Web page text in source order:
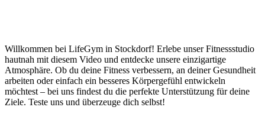
Willkommen bei LifeGym in Stockdorf! Erlebe unser Fitnessstudio
hautnah mit diesem Video und entdecke unsere einzigartige
Atmosphäre. Ob du deine Fitness verbessern, an deiner Gesundheit
arbeiten oder einfach ein besseres Körpergefühl entwickeln
möchtest – bei uns findest du die perfekte Unterstützung für deine
Ziele. Teste uns und überzeuge dich selbst!